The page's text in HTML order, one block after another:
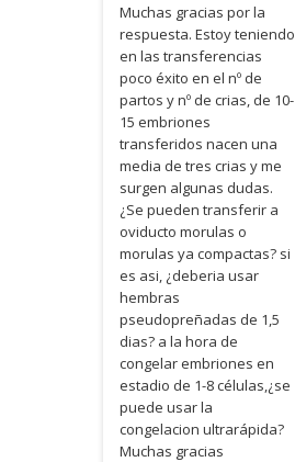
Muchas gracias por la
respuesta. Estoy teniendo
en las transferencias
poco éxito en el nº de
partos y nº de crias, de 10-
15 embriones
transferidos nacen una
media de tres crias y me
surgen algunas dudas.
¿Se pueden transferir a
oviducto morulas o
morulas ya compactas? si
es asi, ¿deberia usar
hembras
pseudopreñadas de 1,5
dias? a la hora de
congelar embriones en
estadio de 1-8 células,¿se
puede usar la
congelacion ultrarápida?
Muchas gracias